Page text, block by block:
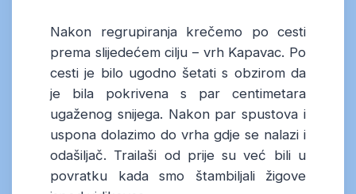
Nakon regrupiranja krečemo po cesti
prema slijedećem cilju – vrh Kapavac. Po
cesti je bilo ugodno šetati s obzirom da
je bila pokrivena s par centimetara
ugaženog snijega. Nakon par spustova i
uspona dolazimo do vrha gdje se nalazi i
odašiljač. Trailaši od prije su već bili u
povratku kada smo štambiljali žigove